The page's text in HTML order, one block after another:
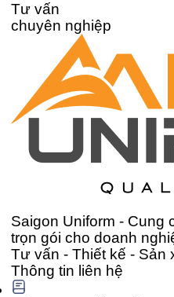
Tư vấn
chuyên nghiệp
Saigon Uniform - Cung
trọn gói cho doanh
Tư vấn - Thiết kế - Sản
Thông tin liên hệ